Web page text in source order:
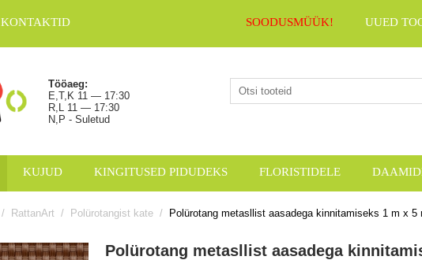
KONTAKTID SOODUSMÜÜK! UUED
Tööaeg:
E,T,K 11 — 17:30
R,L 11 — 17:30
N,P - Suletud
KUJUD KINGITUSED PIDUDEKS FLORISTIDELE
/ RattanArt / Polürotangist kate / Polürotang metasllist aasadega kinnitamiseks 1 m x 5
Polürotang metasllist aasadega